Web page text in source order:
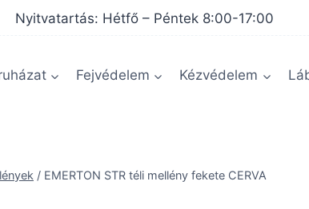
Nyitvatartás: Hétfő – Péntek 8:00-17:00
Fejvédelem Kézvédelem
/ EMERTON STR téli mellény fekete CERVA